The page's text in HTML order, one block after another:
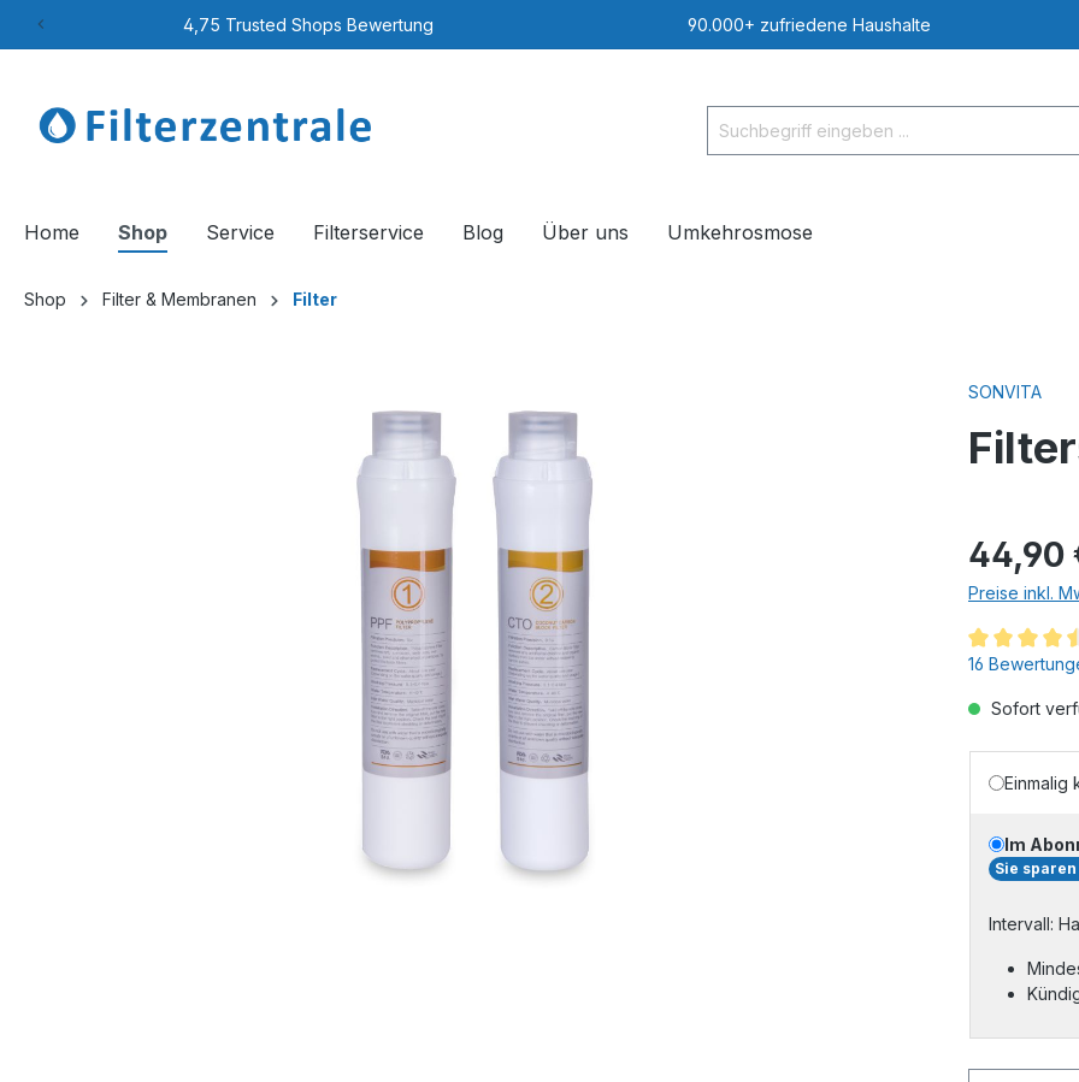
4,75 Trusted Shops Bewertung 90.000+ zufriedene Haushalte
Home Shop Service Filterservice Blog Über uns Umkehrosmose
Shop Filter & Membranen Filter
SONVITA
44,90
Preise inkl.
16
Sofort
Einmalig
Im
Sie sparen
Intervall: